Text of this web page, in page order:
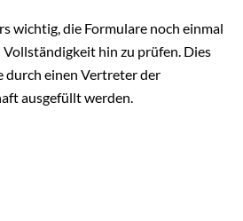
wichtig, die Formulare noch einmal
Vollständigkeit hin zu prüfen. Dies
durch einen Vertreter der
ausgefüllt werden.